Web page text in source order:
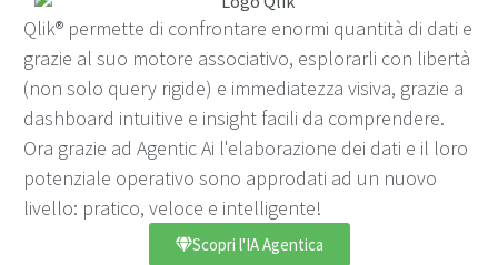
Qlik® permette di confrontare enormi quantità di dati e
grazie al suo motore associativo, esplorarli con libertà
(non solo query rigide) e immediatezza visiva, grazie a
dashboard intuitive e insight facili da comprendere.
Ora grazie ad Agentic Ai l'elaborazione dei dati e il loro
potenziale operativo sono approdati ad un nuovo
livello: pratico, veloce e intelligente!
Scopri l'IA Agentica